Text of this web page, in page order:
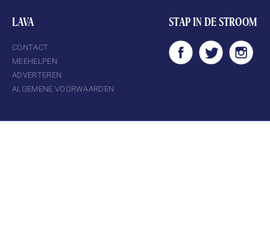
LAVA
CONTACT
MEEHELPEN
ADVERTEREN
ALGEMENE VOORWAARDEN
STAP IN DE STROOM